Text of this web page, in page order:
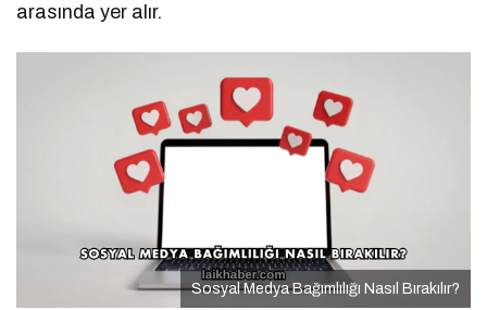
arasında yer alır.
Sosyal Medya Bağımlılığı Nasıl Bırakılır?